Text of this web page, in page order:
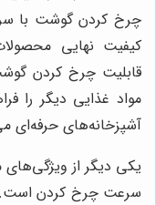
چرخ کردن گوشت با
کیفیت نهایی
قابلیت چرخ کردن
مواد غذایی دیگر را
آشپزخانه‌های حرفه‌ای
یکی دیگر از
سرعت چرخ کردن است.